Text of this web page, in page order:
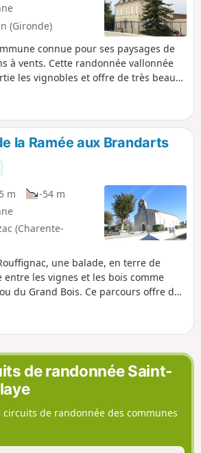
(Gironde)
connue pour ses paysages de
à vents. Cette randonnée vallonnée
les vignobles et offre de très beaux
la Ramée aux Brandarts
m
-54 m
(Charente-
une balade, en terre de
entre les vignes et les bois comme
du Grand Bois. Ce parcours offre de
du patrimoine bâti.
de randonnée Saint-
circuits de randonnée des communes